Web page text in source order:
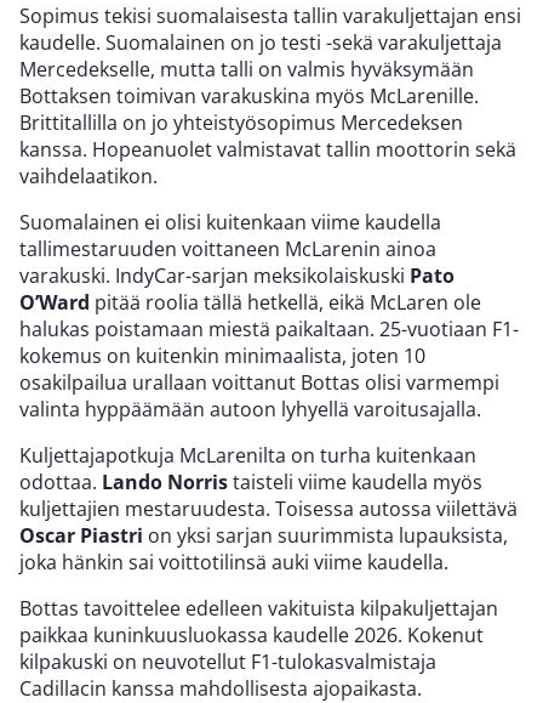
Sopimus tekisi suomalaisesta tallin varakuljettajan ensi
kaudelle. Suomalainen on jo testi -sekä varakuljettaja
Mercedekselle, mutta talli on valmis hyväksymään
Bottaksen toimivan varakuskina myös McLarenille.
Brittitallilla on jo yhteistyösopimus Mercedeksen
kanssa. Hopeanuolet valmistavat tallin moottorin sekä
vaihdelaatikon.
Suomalainen ei olisi kuitenkaan viime kaudella
tallimestaruuden voittaneen McLarenin ainoa
varakuski. IndyCar-sarjan meksikolaiskuski Pato
O’Ward pitää roolia tällä hetkellä, eikä McLaren ole
halukas poistamaan miestä paikaltaan. 25-vuotiaan F1-
kokemus on kuitenkin minimaalista, joten 10
osakilpailua urallaan voittanut Bottas olisi varmempi
valinta hyppäämään autoon lyhyellä varoitusajalla.
Kuljettajapotkuja McLarenilta on turha kuitenkaan
odottaa. Lando Norristaisteli viime kaudella myös
kuljettajien mestaruudesta. Toisessa autossa viilettävä
Oscar Piastri on yksi sarjan suurimmista lupauksista,
joka hänkin sai voittotilinsä auki viime kaudella.
Bottas tavoittelee edelleen vakituista kilpakuljettajan
paikkaa kuninkuusluokassa kaudelle 2026. Kokenut
kilpakuski on neuvotellut F1-tulokasvalmistaja
Cadillacin kanssa mahdollisesta ajopaikasta.